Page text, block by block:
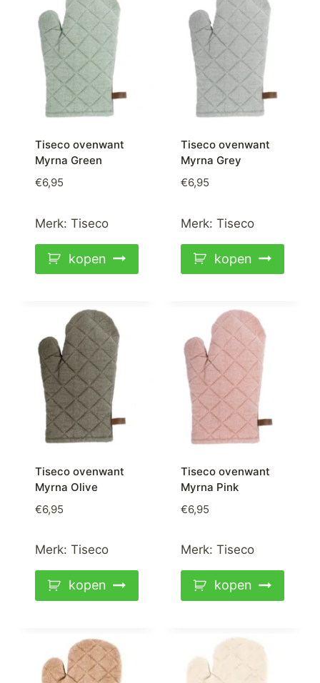
Tiseco ovenwant
Myrna Green
€6,95
Merk: Tiseco
kopen
Tiseco ovenwant
Myrna Grey
€6,95
Merk: Tiseco
kopen
Tiseco ovenwant
Myrna Olive
€6,95
Merk: Tiseco
kopen
Tiseco ovenwant
Myrna Pink
€6,95
Merk: Tiseco
kopen